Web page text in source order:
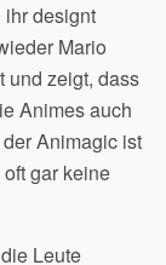
designt
Mario
und zeigt, dass
Animes auch
Animagic ist
gar keine
Leute